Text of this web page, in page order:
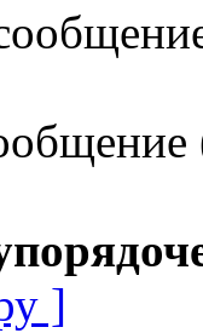
]